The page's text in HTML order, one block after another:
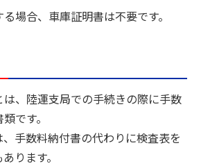
場合、車庫証明書は不要です。
は、陸運支局での手続きの際に手数
です。
手数料納付書の代わりに検査表を
ります。